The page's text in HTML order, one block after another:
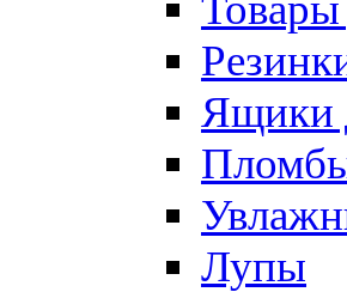
Ящики
Лупы